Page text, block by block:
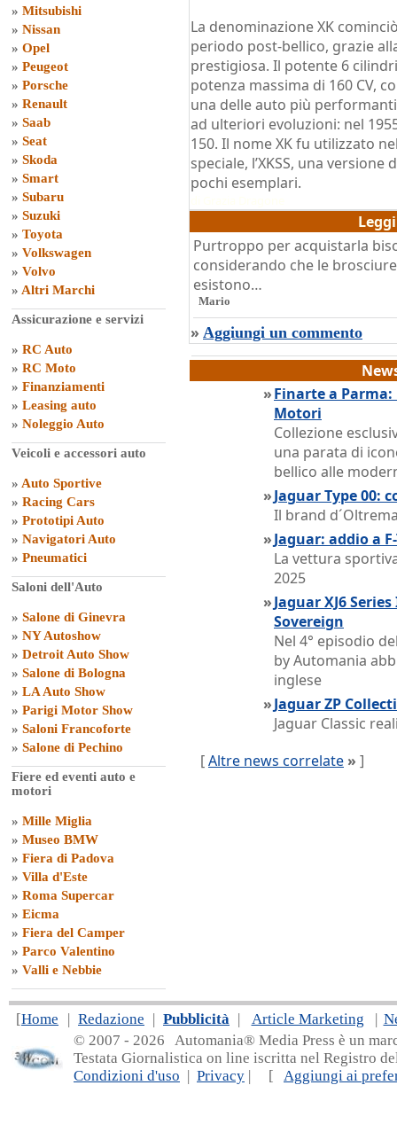
» Mitsubishi
» Nissan
» Opel
» Peugeot
» Porsche
» Renault
» Saab
» Seat
» Skoda
» Smart
» Subaru
» Suzuki
» Toyota
» Volkswagen
» Volvo
» Altri Marchi
Assicurazione e servizi
» RC Auto
» RC Moto
» Finanziamenti
» Leasing auto
» Noleggio Auto
Veicoli e accessori auto
» Auto Sportive
» Racing Cars
» Prototipi Auto
» Navigatori Auto
» Pneumatici
Saloni dell'Auto
» Salone di Ginevra
» NY Autoshow
» Detroit Auto Show
» Salone di Bologna
» LA Auto Show
» Parigi Motor Show
» Saloni Francoforte
» Salone di Pechino
Fiere ed eventi auto e
motori
» Mille Miglia
» Museo BMW
» Fiera di Padova
» Villa d'Este
» Roma Supercar
» Eicma
» Fiera del Camper
» Parco Valentino
» Valli e Nebbie
La denominazione XK
periodo post-bellico, grazie
prestigiosa. Il potente 6
potenza massima di 160 CV,
una delle auto più
ad ulteriori evoluzioni: nel
150. Il nome XK fu utilizzato
speciale, l’XKSS, una
pochi esemplari.
Purtroppo per acquistarla
considerando che le
esistono…
Mario
» Aggiungi un commento
»Finarte a Parma:
Motori
Collezione
una parata di
bellico alle
»Jaguar Type 00:
Il brand
»Jaguar: addio a F-
La vettura
2025
»Jaguar XJ6
Sovereign
Nel 4° episodio
by Automania
inglese
»Jaguar ZP
Jaguar Classic
[Altre news correlate » ]
[Home | Redazione | Pubblicità | Article Marketing |
© 2007 - 2026 Automania® Media Press è un
Testata Giornalistica on line iscritta nel Registro
Condizioni d'uso | Privacy | [ Aggiungi ai